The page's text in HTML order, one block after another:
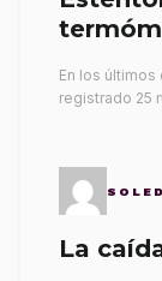
En los
registrado 25
La